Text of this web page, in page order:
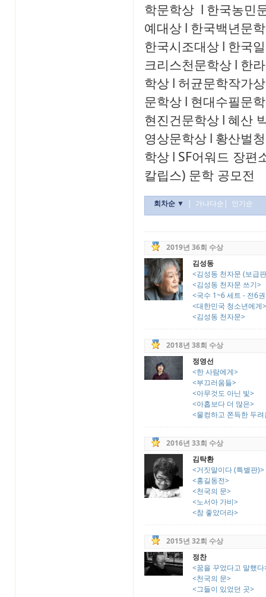
학문학상 l 한국농민
예대상 l 한국백년문
한국시조대상 l 한국
크리스천문학상 l 한
학상 l 허균문학작가상
문학상 l 현대수필문
현진건문학상 l 혜산
영상문학상 l 황산벌
학상 l SF어워드 장편
칼립스) 문학 공모전
회차순 ▼ | 가나다순 | 인기순
2019년 36회 수상
김성동
<김성동 천자문 (보급
<김성동 천자문 쓰기>
<국수 1~6 세트 - 전6
<대한민국 청소년에게>
<김성동 천자문>
2018년 38회 수상
정영선
<한 사람에게>
<부끄러움들>
<아무것도 아닌 빛>
<아홉보다 더 많은>
<물컹하고 쫀득한 두려
2016년 33회 수상
김탁환
<거짓말이다 (특별판)>
<홍길동전>
<천국의 문>
<노서아 가비>
<참 좋았더라>
2015년 32회 수상
정찬
<꿈을 꾸었다고 말했다
<천국의 문>
<그들이 있었던 곳>